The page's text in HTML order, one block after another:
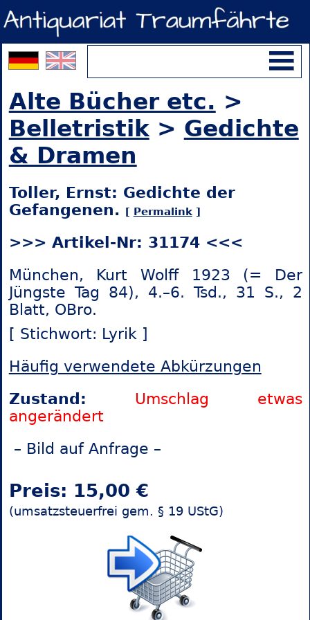
Alte Bücher etc. >
Belletristik> Gedichte
& Dramen
Toller, Ernst: Gedichte der
Gefangenen. [ Permalink]
>>> Artikel-Nr: 31174 <<<
München, Kurt Wolff 1923 (= Der
Jüngste Tag 84), 4.–6. Tsd., 31 S., 2
Blatt, OBro.
[ Stichwort: Lyrik ]
Häufig verwendete Abkürzungen
Zustand:
Umschlag etwas
angerändert
– Bild auf Anfrage –
Preis: 15,00 €
(umsatzsteuerfrei gem. § 19 UStG)